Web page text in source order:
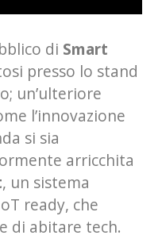
di Smart
presso lo stand
un’ulteriore
l’innovazione
si sia
arricchita
, un sistema
ready, che
di abitare tech.